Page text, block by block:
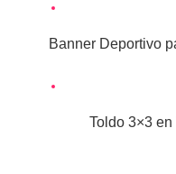
Banner Deportivo
Toldo 3×3